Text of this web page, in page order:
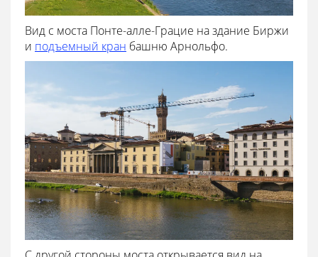
Вид с моста Понте-алле-Грацие на здание Биржи
и подъемный кран башню Арнольфо.